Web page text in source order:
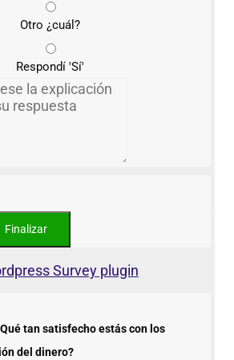
Otro ¿cuál?
Respondí 'Sí'
Survey plugin
tan satisfecho estás con los
del dinero?